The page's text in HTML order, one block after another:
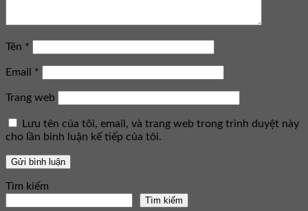
Tên *
Email *
Trang web
Lưu tên của tôi, email, và trang web trong trình duyệt này
cho lần bình luận kế tiếp của tôi.
Tìm kiếm
Tìm kiếm